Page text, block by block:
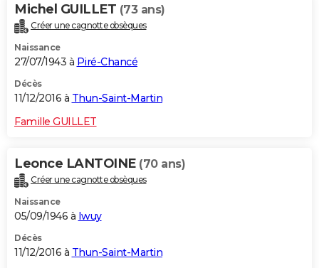
Michel GUILLET (73 ans)
Créer une cagnotte obsèques
Naissance
27/07/1943 à Piré-Chancé
Décès
11/12/2016 à Thun-Saint-Martin
Famille GUILLET
Leonce LANTOINE (70 ans)
Créer une cagnotte obsèques
Naissance
05/09/1946 à Iwuy
Décès
11/12/2016 à Thun-Saint-Martin